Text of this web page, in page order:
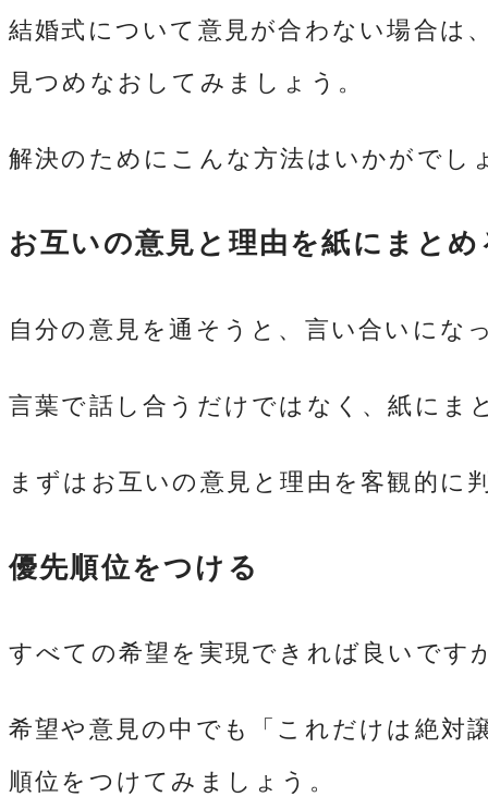
結婚式について意見が合わない場合は
見つめなおしてみましょう。
解決のためにこんな方法はいかがでし
お互いの意見と理由を紙にまとめ
自分の意見を通そうと、言い合いにな
言葉で話し合うだけではなく、紙にま
まずはお互いの意見と理由を客観的に
優先順位をつける
すべての希望を実現できれば良いです
希望や意見の中でも「これだけは絶対
順位をつけてみましょう。